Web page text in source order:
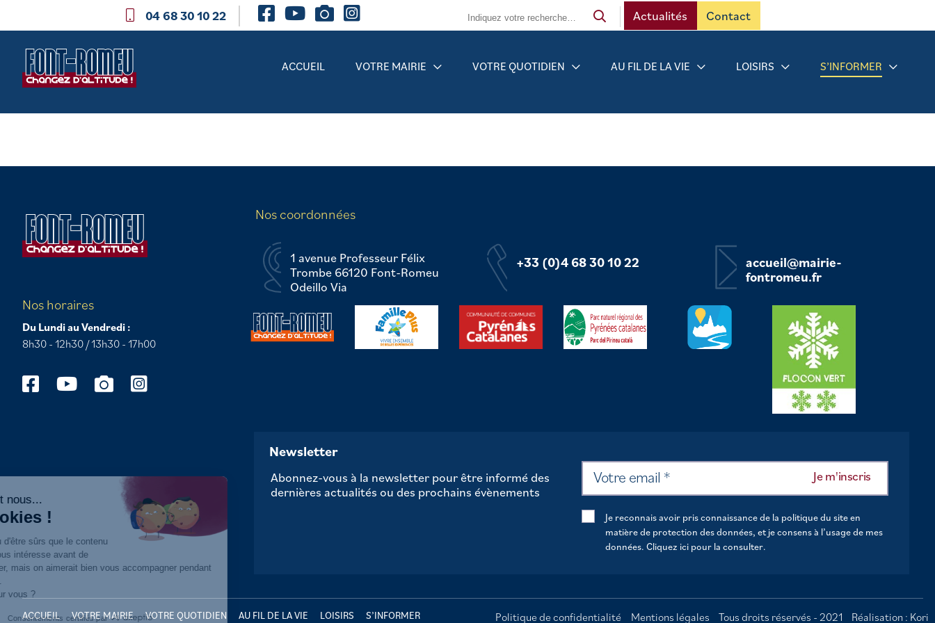
04 68 30 10 22 Contact
Actualités
ACCUEIL VOTRE MAIRIE VOTRE QUOTIDIEN AU FIL DE LA VIE LOISIRS S’INFORMER
Nos horaires
Du Lundi au Vendredi :
8h30 - 12h30 / 13h30 - 17h00
Nos coordonnées
1 avenue Professeur Félix
Trombe 66120 Font-Romeu
Odeillo Via
+33 (0)4 68 30 10 22
accueil@mairie-
fontromeu.fr
Newsletter
Abonnez-vous à la newsletter pour être informé des
dernières actualités ou des prochains évènements
Je reconnais avoir pris connaissance de la politique du site en
matière de protection des données, et je consens à l’usage de mes
données. Cliquez ici pour la consulter.
ACCUEIL VOTRE MAIRIE VOTRE QUOTIDIEN AU FIL DE LA VIE LOISIRS S’INFORMER Politique de confidentialité Mentions légales Tous droits réservés - 2021 Réalisation : Kori
Salut c'est nous...
les Cookies !
On a attendu d'être sûrs que le contenu
de ce site vous intéresse avant de
vous déranger, mais on aimerait bien vous accompagner pendant
C'est OK pour vous ?
Consentements certifiés par